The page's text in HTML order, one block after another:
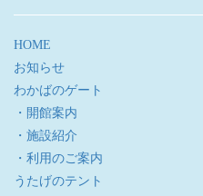
HOME
お知らせ
わかばのゲート
・開館案内
・施設紹介
・利用のご案内
うたげのテント